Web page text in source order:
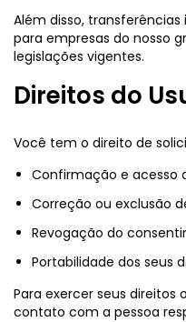
Além disso,
para empresas do nosso
legislações vigentes.
Direitos do
Você tem o direito de
Confirmação e acesso
Correção ou exclusão
Revogação do
Portabilidade dos seus
Para exercer seus direitos
contato com a pessoa